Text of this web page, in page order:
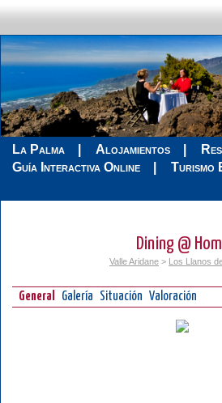
La Palma Alojamientos
Guía Interactiva Online
Turismo
Dining @
Valle Aridane > Los Llanos
General Galería Situación Valoración